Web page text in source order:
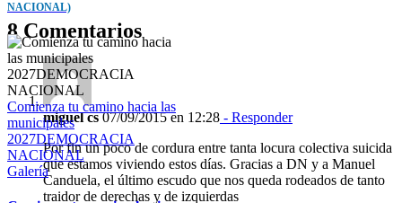
NACIONAL)
Comienza tu camino hacia las
municipales
2027DEMOCRACIA
NACIONAL
Galería
8 Comentarios
miguel cs07/09/2015 en 12:28 - Responder
Por fin un poco de cordura entre tanta locura colectiva suicida
que estamos viviendo estos días. Gracias a DN y a Manuel
Canduela, el último escudo que nos queda rodeados de tanto
traidor de derechas y de izquierdas